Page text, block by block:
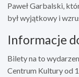
Paweł Garbalski,
był wyjątkowy i
Informacje
Bilety na to
Centrum Kultury od